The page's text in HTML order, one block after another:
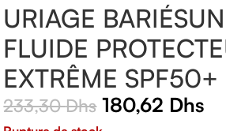
URIAGE
FLUIDE
EXTRÊME
233,30Dhs 180,62 Dhs